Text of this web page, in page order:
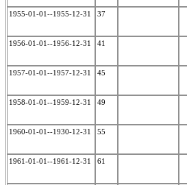
1955-01-01--1955-12-31 37
1956-01-01--1956-12-31 41
1957-01-01--1957-12-31 45
1958-01-01--1959-12-31 49
1960-01-01--1930-12-31 55
1961-01-01--1961-12-31 61